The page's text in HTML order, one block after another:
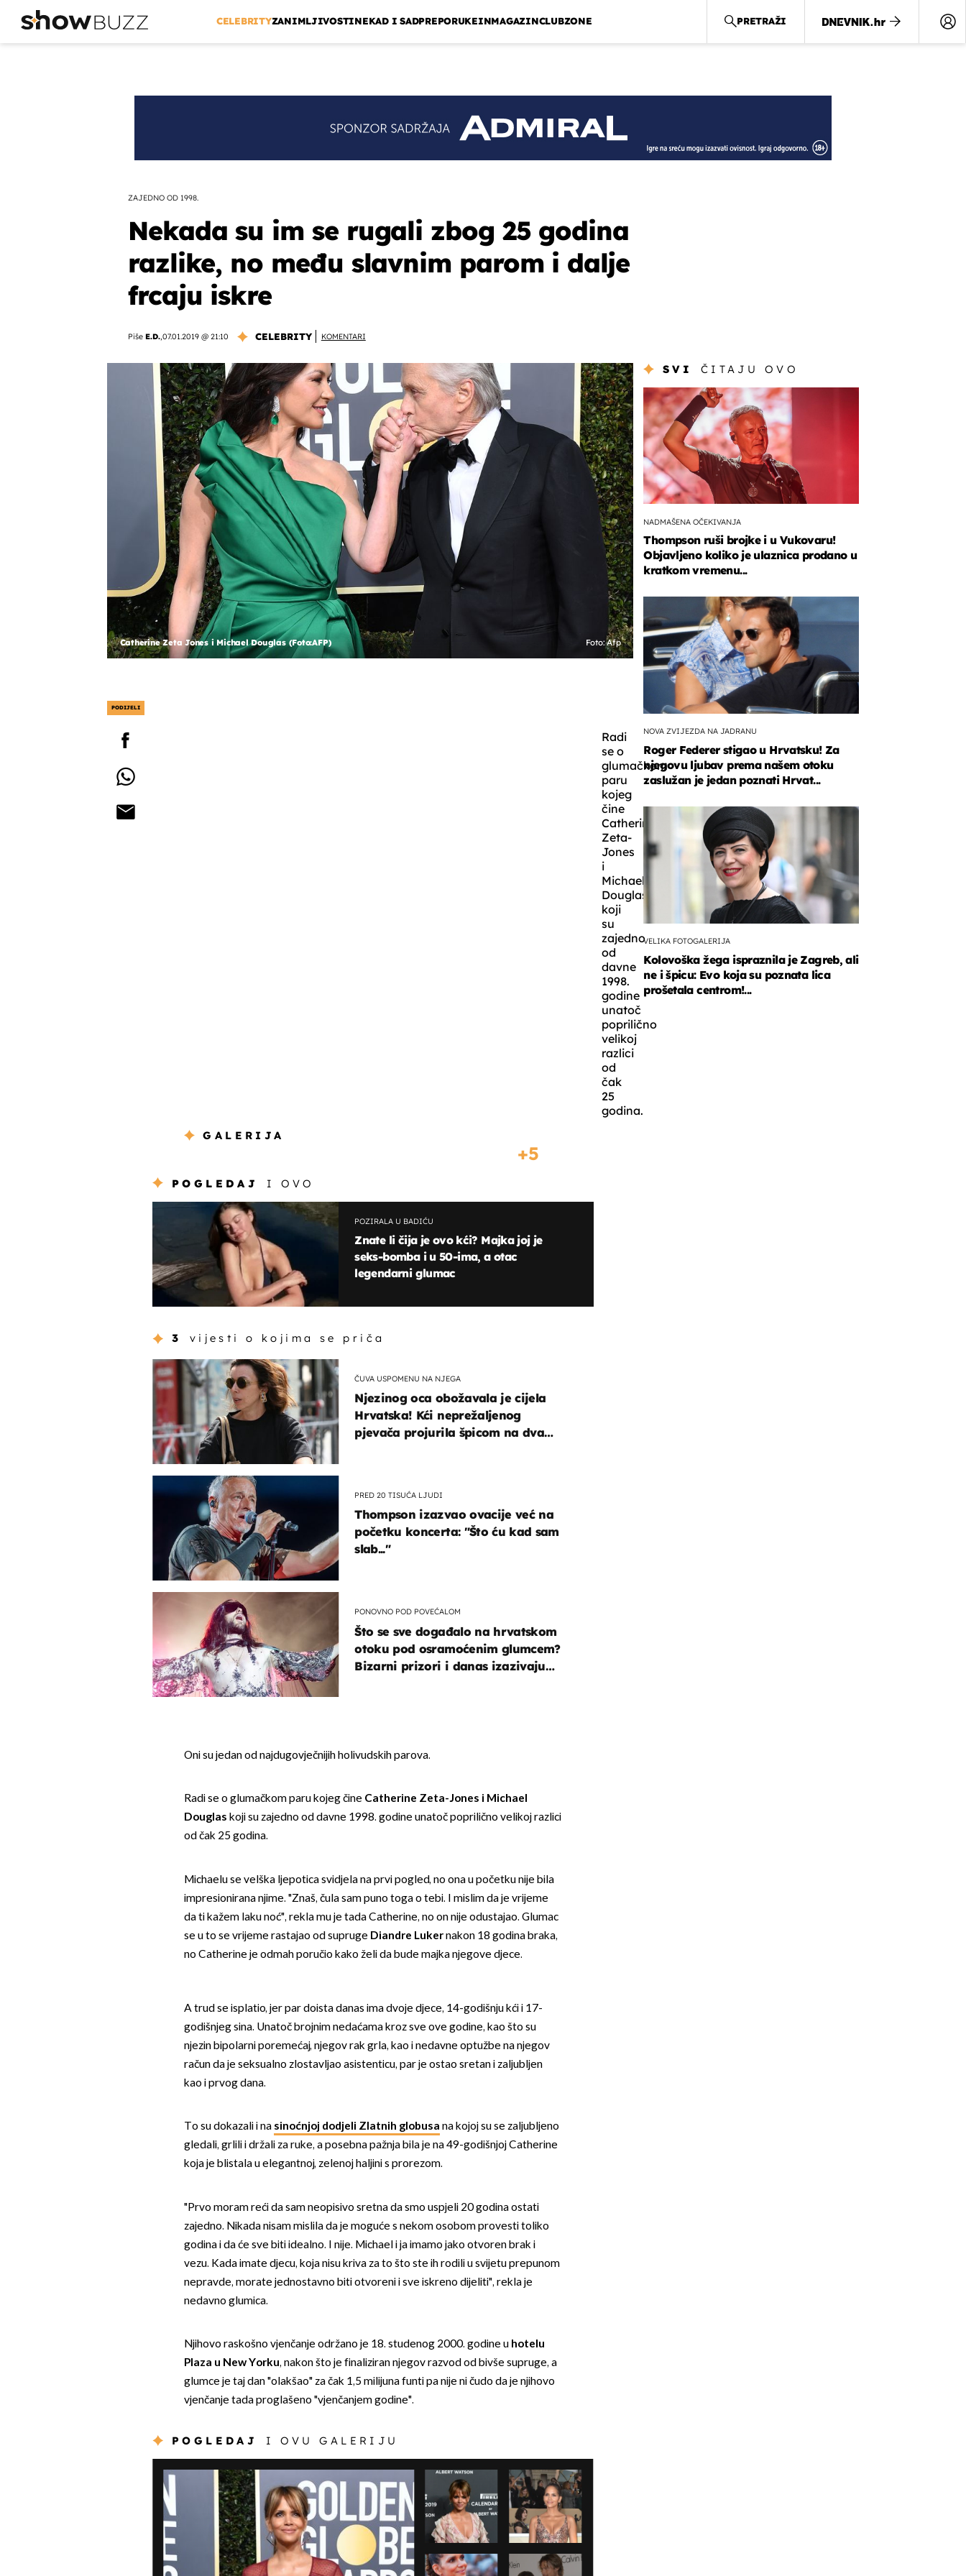
CELEBRITYZANIMLJIVOSTINEKAD I SADPREPORUKEINMAGAZINCLUBZONE PRETRAŽI
ZAJEDNO OD 1998.
Nekada su im se rugali zbog 25 godina
razlike, no među slavnim parom i dalje
frcaju iskre
Piše E.D.,07.01.2019 @ 21:10 CELEBRITY KOMENTARI
Catherine Zeta Jones i Michael Douglas (Foto:AFP) Foto: Afp
PODIJELI
Radi
se o
glumačkom
paru
kojeg
čine
Catherine
Zeta-
Jones
i
Michael
Douglas
koji
su
zajedno
od
davne
1998.
godine
unatoč
poprilično
velikoj
razlici
od
čak
25
godina.
GALERIJA
5
POGLEDAJ I OVO
POZIRALA U BADIĆU
Znate li čija je ovo kći? Majka joj je
seks-bomba i u 50-ima, a otac
legendarni glumac
3 vijesti o kojima se priča
ČUVA USPOMENU NA NJEGA
Njezinog oca obožavala je cijela
Hrvatska! Kći neprežaljenog
pjevača projurila špicom na dva
PRED 20 TISUĆA LJUDI
Thompson izazvao ovacije već na
početku koncerta: "Što ću kad sam
slab..."
PONOVNO POD POVEĆALOM
Što se sve događalo na hrvatskom
otoku pod osramoćenim glumcem?
Bizarni prizori i danas izazivaju
Oni su jedan od najdugovječnijih holivudskih parova.
Radi se o glumačkom paru kojeg čine Catherine Zeta-Jones i Michael
Douglas koji su zajedno od davne 1998. godine unatoč poprilično velikoj razlici
od čak 25 godina.
Michaelu se velška ljepotica svidjela na prvi pogled, no ona u početku nije bila
impresionirana njime. "Znaš, čula sam puno toga o tebi. I mislim da je vrijeme
da ti kažem laku noć", rekla mu je tada Catherine, no on nije odustajao. Glumac
se u to se vrijeme rastajao od supruge Diandre Lukernakon 18 godina braka,
no Catherine je odmah poručio kako želi da bude majka njegove djece.
A trud se isplatio, jer par doista danas ima dvoje djece, 14-godišnju kći i 17-
godišnjeg sina. Unatoč brojnim nedaćama kroz sve ove godine, kao što su
njezin bipolarni poremećaj, njegov rak grla, kao i nedavne optužbe na njegov
račun da je seksualno zlostavljao asistenticu, par je ostao sretan i zaljubljen
kao i prvog dana.
To su dokazali i na sinoćnjoj dodjeli Zlatnih globusa na kojoj su se zaljubljeno
gledali, grlili i držali za ruke, a posebna pažnja bila je na 49-godišnjoj Catherine
koja je blistala u elegantnoj, zelenoj haljini s prorezom.
"Prvo moram reći da sam neopisivo sretna da smo uspjeli 20 godina ostati
zajedno. Nikada nisam mislila da je moguće s nekom osobom provesti toliko
godina i da će sve biti idealno. I nije. Michael i ja imamo jako otvoren brak i
vezu. Kada imate djecu, koja nisu kriva za to što ste ih rodili u svijetu prepunom
nepravde, morate jednostavno biti otvoreni i sve iskreno dijeliti", rekla je
nedavno glumica.
Njihovo raskošno vjenčanje održano je 18. studenog 2000. godine u hotelu
Plaza u New Yorku, nakon što je finaliziran njegov razvod od bivše supruge, a
glumce je taj dan "olakšao" za čak 1,5 milijuna funti pa nije ni čudo da je njihovo
vjenčanje tada proglašeno "vjenčanjem godine".
POGLEDAJ I OVU GALERIJU
SVI ČITAJU OVO
NADMAŠENA OČEKIVANJA
Thompson ruši brojke i u Vukovaru!
Objavljeno koliko je ulaznica prodano u
kratkom vremenu...
NOVA ZVIJEZDA NA JADRANU
Roger Federer stigao u Hrvatsku! Za
njegovu ljubav prema našem otoku
zaslužan je jedan poznati Hrvat...
VELIKA FOTOGALERIJA
Kolovoška žega ispraznila je Zagreb, ali
ne i špicu: Evo koja su poznata lica
prošetala centrom!...